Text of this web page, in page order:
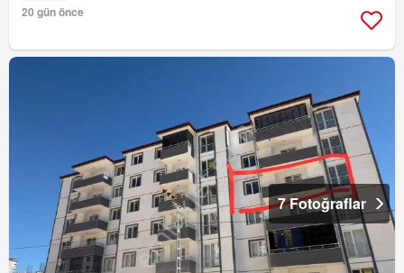
20 gün önce
7 Fotoğraflar